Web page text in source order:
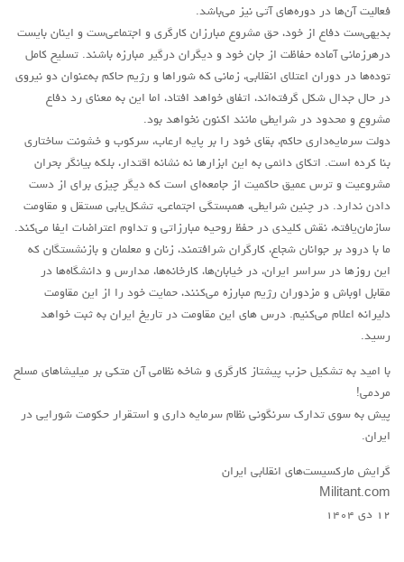
فعالیت آن‌ها در دوره‌های آتی نیز می‌باشد.
بدیهی‌ست دفاع از خود، حق مشروع مبارزان کارگری و اجتماعی‌ست و اینان بایست
درهرزمانی آماده حفاظت از جان خود و دیگران درگیر مبارزه باشند. تسلیح کامل
توده‌ها در دوران اعتلای انقلابی، زمانی که شوراها و رژیم حاکم به‌عنوان دو نیروی
در حال جدال شکل گرفته‌اند، اتفاق خواهد افتاد، اما این به معنای رد دفاع
مشروع و محدود در شرایطی مانند اکنون نخواهد بود.
دولت سرمایه‌داری حاکم، بقای خود را بر پایه ارعاب، سرکوب و خشونت ساختاری
بنا کرده است. اتکای دائمی به این ابزارها نه نشانه اقتدار، بلکه بیانگر بحران
مشروعیت و ترس عمیق حاکمیت از جامعه‌ای است که دیگر چیزی برای از دست
دادن ندارد. در چنین شرایطی، همبستگی اجتماعی، تشکل‌یابی مستقل و مقاومت
سازمان‌یافته، نقش کلیدی در حفظ روحیه مبارزاتی و تداوم اعتراضات ایفا می‌کند.
ما با درود بر جوانان شجاع، کارگران شرافتمند، زنان و معلمان و بازنشستگان که
این روز‌ها در سراسر ایران، در خیابان‌ها، کارخانه‌ها، مدارس و دانشگاه‌ها در
مقابل اوباش و مزدوران رژیم مبارزه می‌کنند، حمایت خود را از این مقاومت
دلیرانه اعلام می‌کنیم. درس های این مقاومت در تاریخ ایران به ثبت خواهد
رسید.
با امید به تشکیل حزب پیشتاز کارگری و شاخه نظامی آن متکی بر میلیشاهای مسلح
مردمی!
پیش به سوی تدارک سرنگونی نظام سرمایه داری و استقرار حکومت شورایی در
ایران.
گرایش مارکسیست‌های انقلابی ایران
Militant.com
۱۲ دی ۱۴۰۴